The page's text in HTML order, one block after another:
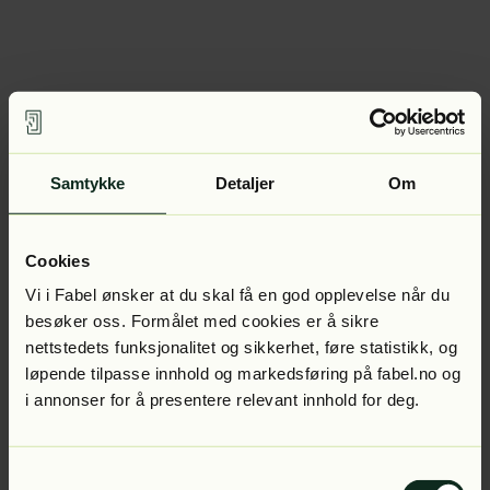
Samtykke Detaljer Om
Cookies
Vi i Fabel ønsker at du skal få en god opplevelse når du
besøker oss. Formålet med cookies er å sikre
nettstedets funksjonalitet og sikkerhet, føre statistikk, og
løpende tilpasse innhold og markedsføring på fabel.no og
i annonser for å presentere relevant innhold for deg.